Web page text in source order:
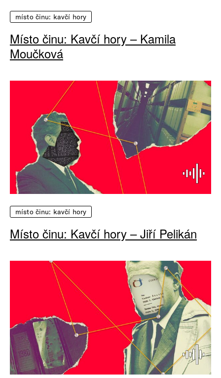
místo činu: kavčí hory
Místo činu: Kavčí hory – Kamila
Moučková
místo činu: kavčí hory
Místo činu: Kavčí hory – Jiří Pelikán